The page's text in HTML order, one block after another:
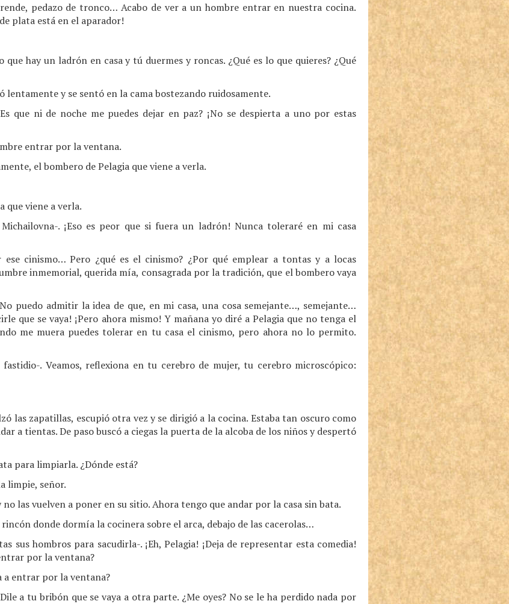
pedazo de tronco… Acabo de ver a un hombre entrar en nuestra cocina.
plata está en el aparador!
que hay un ladrón en casa y tú duermes y roncas. ¿Qué es lo que quieres? ¿Qué
lentamente y se sentó en la cama bostezando ruidosamente.
que ni de noche me puedes dejar en paz? ¡No se despierta a uno por estas
entrar por la ventana.
el bombero de Pelagia que viene a verla.
que viene a verla.
. ¡Eso es peor que si fuera un ladrón! Nunca toleraré en mi casa
cinismo… Pero ¿qué es el cinismo? ¿Por qué emplear a tontas y a locas
inmemorial, querida mía, consagrada por la tradición, que el bombero vaya
puedo admitir la idea de que, en mi casa, una cosa semejante…, semejante…
que se vaya! ¡Pero ahora mismo! Y mañana yo diré a Pelagia que no tenga el
me muera puedes tolerar en tu casa el cinismo, pero ahora no lo permito.
. Veamos, reflexiona en tu cerebro de mujer, tu cerebro microscópico:
las zapatillas, escupió otra vez y se dirigió a la cocina. Estaba tan oscuro como
a tientas. De paso buscó a ciegas la puerta de la alcoba de los niños y despertó
para limpiarla. ¿Dónde está?
limpie, señor.
no las vuelven a poner en su sitio. Ahora tengo que andar por la casa sin bata.
donde dormía la cocinera sobre el arca, debajo de las cacerolas…
sus hombros para sacudirla-. ¡Eh, Pelagia! ¡Deja de representar esta comedia!
por la ventana?
a entrar por la ventana?
a tu bribón que se vaya a otra parte. ¿Me oyes? No se le ha perdido nada por